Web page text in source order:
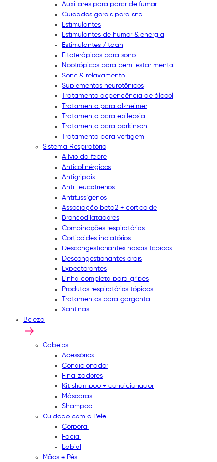
Auxiliares para parar de fumar
Cuidados gerais para snc
Estimulantes
Estimulantes de humor & energia
Estimulantes / tdah
Fitoterápicos para sono
Nootrópicos para bem-estar mental
Sono & relaxamento
Suplementos neurotônicos
Tratamento dependência de álcool
Tratamento para alzheimer
Tratamento para epilepsia
Tratamento para parkinson
Tratamento para vertigem
Sistema Respiratório
Alívio da febre
Anticolinérgicos
Antigripais
Anti-leucotrienos
Antitussígenos
Associação beta2 + corticoide
Broncodilatadores
Combinações respiratórias
Corticoides inalatórios
Descongestionantes nasais tópicos
Descongestionantes orais
Expectorantes
Linha completa para gripes
Produtos respiratórios tópicos
Tratamentos para garganta
Xantinas
Beleza
Cabelos
Acessórios
Condicionador
Finalizadores
Kit shampoo + condicionador
Máscaras
Shampoo
Cuidado com a Pele
Corporal
Facial
Labial
Mãos e Pés